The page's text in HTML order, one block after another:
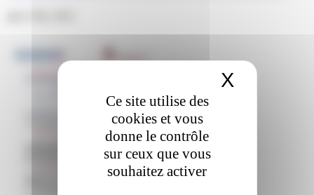
Ce site utilise des
cookies et vous
donne le contrôle
sur ceux que vous
souhaitez activer
X